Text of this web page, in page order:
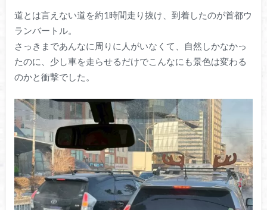
道とは言えない道を約1時間走り抜け、到着したのが首都ウ
ランバートル。
さっきまであんなに周りに人がいなくて、自然しかなかっ
たのに、少し車を走らせるだけでこんなにも景色は変わる
のかと衝撃でした。